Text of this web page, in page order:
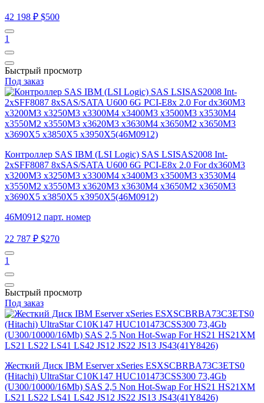
42 198 ₽ $500
1
Быстрый просмотр
Под заказ
Контроллер SAS IBM (LSI Logic) SAS LSISAS2008 Int-
2xSFF8087 8xSAS/SATA U600 6G PCI-E8x 2.0 For dx360M3
x3200M3 x3250M3 x3300M4 x3400M3 x3500M3 x3530M4
x3550M2 x3550M3 x3620M3 x3630M4 x3650M2 x3650M3
x3690X5 x3850X5 x3950X5(46M0912)
46M0912 парт. номер
22 787 ₽ $270
1
Быстрый просмотр
Под заказ
Жесткий Диск IBM Eserver xSeries ESXSCBRBA73C3ETS0
(Hitachi) UltraStar C10K147 HUC101473CSS300 73,4Gb
(U300/10000/16Mb) SAS 2,5 Non Hot-Swap For HS21 HS21XM
LS21 LS22 LS41 LS42 JS12 JS22 JS13 JS43(41Y8426)